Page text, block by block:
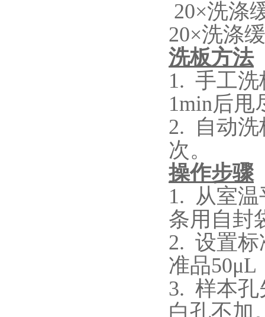
20×洗涤
20×洗涤
洗板方法
1. 手工洗
1min后甩
2.
自动
次。
操作步骤
1. 从室温
条用自封
2. 设置标
准品50μL
3. 样本孔
白孔不加